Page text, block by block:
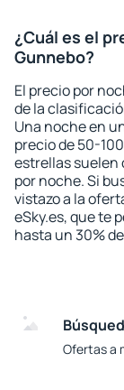
¿Cuál es el
Gunnebo?
El precio por
de la
Una noche en
precio de 50-
estrellas suelen
por noche. Si
vistazo a la
eSky.es, que te
hasta un 30%
Ofertas a